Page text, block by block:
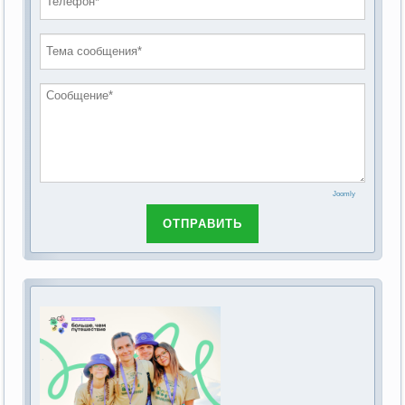
обсуждению Федерального закона Российской
основах социального обслуживания граждан в
2019 год
2018 год
Joomly
ОТПРАВИТЬ